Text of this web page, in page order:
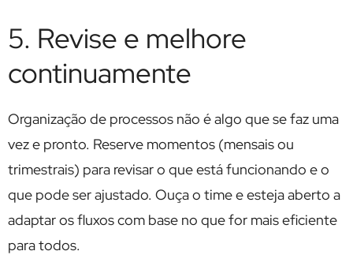
5. Revise e melhore
continuamente
Organização de processos não é algo que se faz uma
vez e pronto. Reserve momentos (mensais ou
trimestrais) para revisar o que está funcionando e o
que pode ser ajustado. Ouça o time e esteja aberto a
adaptar os fluxos com base no que for mais eficiente
para todos.